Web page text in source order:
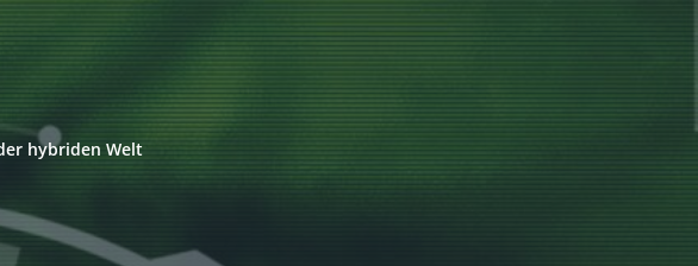
hybriden Welt